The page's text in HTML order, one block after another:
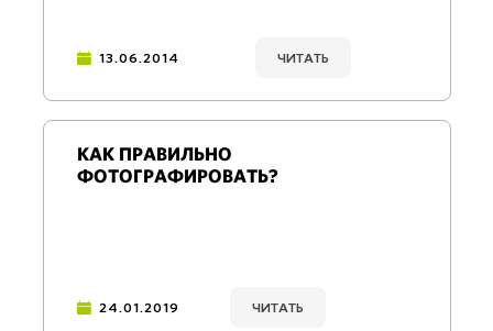
13.06.2014 ЧИТАТЬ
КАК ПРАВИЛЬНО
ФОТОГРАФИРОВАТЬ?
24.01.2019 ЧИТАТЬ